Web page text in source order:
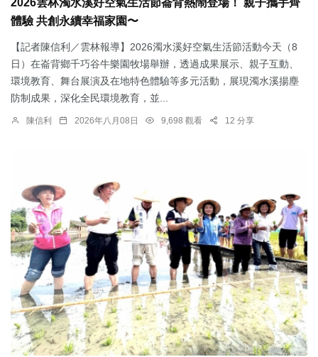
2026雲林濁水溪好空氣生活節崙背熱鬧登場！ 親子攜手齊
體驗 共創永續幸福家園〜
【記者陳信利／雲林報導】2026濁水溪好空氣生活節活動今天（8
日）在崙背鄉千巧谷牛樂園牧場舉辦，透過成果展示、親子互動、
環境教育、舞台展演及在地特色體驗等多元活動，展現濁水溪揚塵
防制成果，深化全民環境教育，並...
陳信利 2026年八月08日 9,698 觀看 12 分享